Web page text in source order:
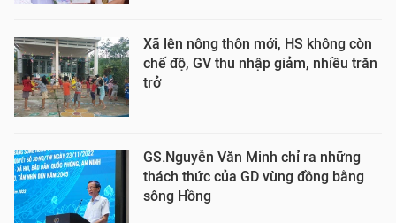
Xã lên nông thôn mới, HS không còn
chế độ, GV thu nhập giảm, nhiều trăn
trở
GS.Nguyễn Văn Minh chỉ ra những
thách thức của GD vùng đồng bằng
sông Hồng